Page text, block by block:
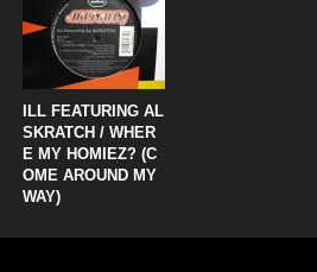
ILL FEATURING AL
SKRATCH / WHER
E MY HOMIEZ? (C
OME AROUND MY
WAY)